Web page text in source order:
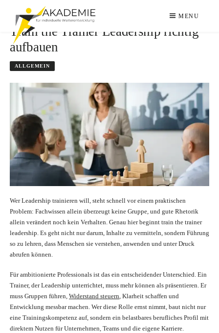
content
MENU
LEADERSHIP
IN
PERFECTION
Train the Trainer Leadership richtig
aufbauen
ALLGEMEIN
Wer Leadership trainieren will, steht schnell vor einem praktischen
Problem: Fachwissen allein überzeugt keine Gruppe, und gute Rhetorik
allein verändert noch kein Verhalten. Genau hier beginnt train the trainer
leadership. Es geht nicht nur darum, Inhalte zu vermitteln, sondern Führung
so zu lehren, dass Menschen sie verstehen, anwenden und unter Druck
abrufen können.
Für ambitionierte Professionals ist das ein entscheidender Unterschied. Ein
Trainer, der Leadership unterrichtet, muss mehr können als präsentieren. Er
muss Gruppen führen, Widerstand steuern , Klarheit schaffen und
Entwicklung messbar machen. Wer diese Rolle ernst nimmt, baut nicht nur
eine Trainingskompetenz auf, sondern ein belastbares berufliches Profil mit
direktem Nutzen für Unternehmen, Teams und die eigene Karriere.